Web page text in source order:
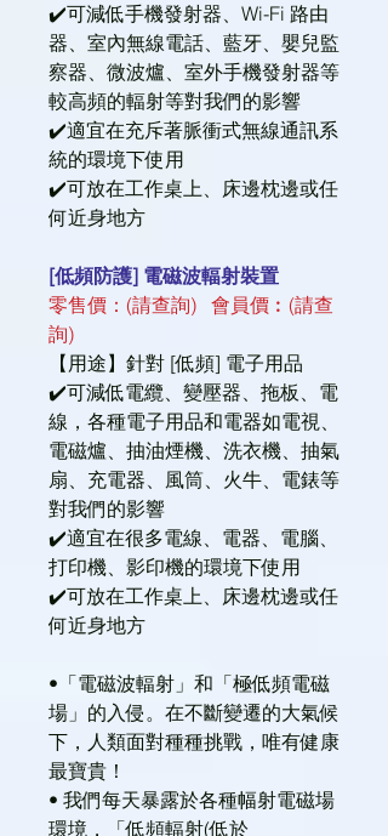
✔️可減低手機發射器、Wi-Fi 路由
器、室內無線電話、藍牙、嬰兒監
察器、微波爐、室外手機發射器等
較高頻的輻射等對我們的影響
✔️適宜在充斥著脈衝式無線通訊系
統的環境下使用
✔️可放在工作桌上、床邊枕邊或任
何近身地方
[低頻防護] 電磁波輻射裝置
零售價：(請查詢) 會員價︰(請查
詢)
【用途】針對 [低頻] 電子用品
✔️可減低電纜、變壓器、拖板、電
線，各種電子用品和電器如電視、
電磁爐、抽油煙機、洗衣機、抽氣
扇、充電器、風筒、火牛、電錶等
對我們的影響
✔️適宜在很多電線、電器、電腦、
打印機、影印機的環境下使用
✔️可放在工作桌上、床邊枕邊或任
何近身地方
•「電磁波輻射」和「極低頻電磁
場」的入侵。在不斷變遷的大氣候
下，人類面對種種挑戰，唯有健康
最寶貴！
• 我們每天暴露於各種幅射電磁場
環境，「低頻輻射(低於